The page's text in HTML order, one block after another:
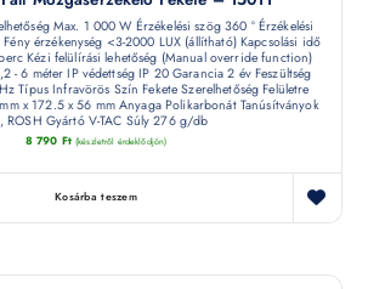
Max. 1 000 W Érzékelési szög 360 ° Érzékelési
érzékenység <3-2000 LUX (állítható) Kapcsolási idő
Kézi felülírási lehetőség (Manual override function)
- 6 méter IP védettség IP 20 Garancia 2 év Feszültség
Típus Infravörös Szín Fekete Szerelhetőség Felületre
x 172.5 x 56 mm Anyaga Polikarbonát Tanúsítványok
ROSH Gyártó V-TAC Súly 276 g/db
8 790 Ft (készletről érdeklődjön)
Kosárba teszem